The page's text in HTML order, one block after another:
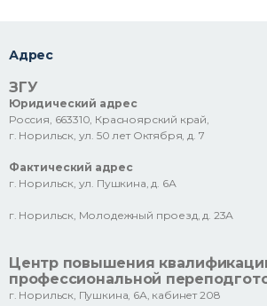
Адрес
ЗГУ
Юридический адрес
Россия, 663310, Красноярский край,
г. Норильск, ул. 50 лет Октября, д. 7
Фактический адрес
г. Норильск, ул. Пушкина, д. 6А
г. Норильск, Молодежный проезд, д. 23А
Центр повышения
профессиональной
г. Норильск, Пушкина, 6А, кабинет 208